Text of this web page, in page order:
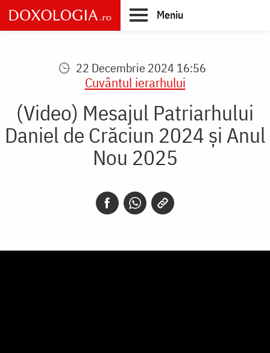
Skip
to
main
Meniu
22 Decembrie 2024 16:56
Cuvântul ierarhului
(Video) Mesajul Patriarhului
Daniel de Crăciun 2024 și Anul
Nou 2025